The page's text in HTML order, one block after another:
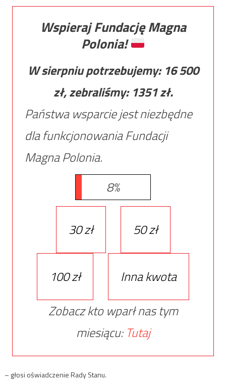
Wspieraj Fundację Magna
Polonia!
W sierpniu potrzebujemy: 16 500
zł, zebraliśmy: 1351zł.
Państwa wsparcie jest niezbędne
dla funkcjonowania Fundacji
Magna Polonia.
8%
30 zł 50 zł
100 zł
Inna kwota
Zobacz kto wparł nas tym
miesiącu: Tutaj
– głosi oświadczenie Rady Stanu.